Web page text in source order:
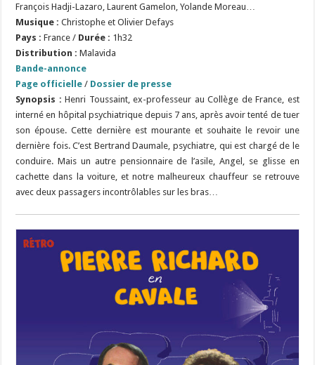
François Hadji-Lazaro, Laurent Gamelon, Yolande Moreau…
Musique : Christophe et Olivier Defays
Pays : France / Durée : 1h32
Distribution : Malavida
Bande-annonce
Page officielle / Dossier de presse
Synopsis :Henri Toussaint, ex-professeur au Collège de France, est
interné en hôpital psychiatrique depuis 7 ans, après avoir tenté de tuer
son épouse. Cette dernière est mourante et souhaite le revoir une
dernière fois. C’est Bertrand Daumale, psychiatre, qui est chargé de le
conduire. Mais un autre pensionnaire de l’asile, Angel, se glisse en
cachette dans la voiture, et notre malheureux chauffeur se retrouve
avec deux passagers incontrôlables sur les bras…